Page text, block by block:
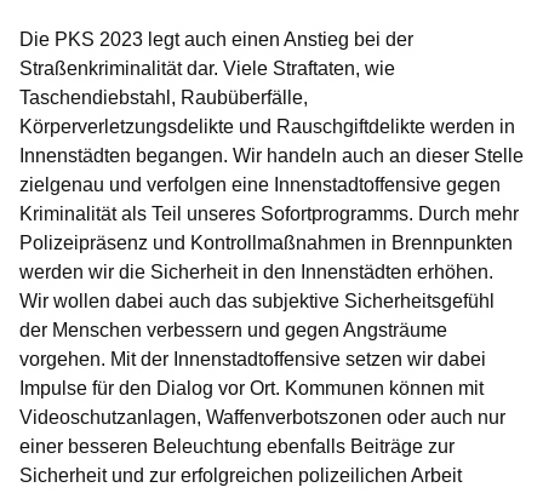
Die PKS 2023 legt auch einen Anstieg bei der
Straßenkriminalität dar. Viele Straftaten, wie
Taschendiebstahl, Raubüberfälle,
Körperverletzungsdelikte und Rauschgiftdelikte werden in
Innenstädten begangen. Wir handeln auch an dieser Stelle
zielgenau und verfolgen eine Innenstadtoffensive gegen
Kriminalität als Teil unseres Sofortprogramms. Durch mehr
Polizeipräsenz und Kontrollmaßnahmen in Brennpunkten
werden wir die Sicherheit in den Innenstädten erhöhen.
Wir wollen dabei auch das subjektive Sicherheitsgefühl
der Menschen verbessern und gegen Angsträume
vorgehen. Mit der Innenstadtoffensive setzen wir dabei
Impulse für den Dialog vor Ort. Kommunen können mit
Videoschutzanlagen, Waffenverbotszonen oder auch nur
einer besseren Beleuchtung ebenfalls Beiträge zur
Sicherheit und zur erfolgreichen polizeilichen Arbeit